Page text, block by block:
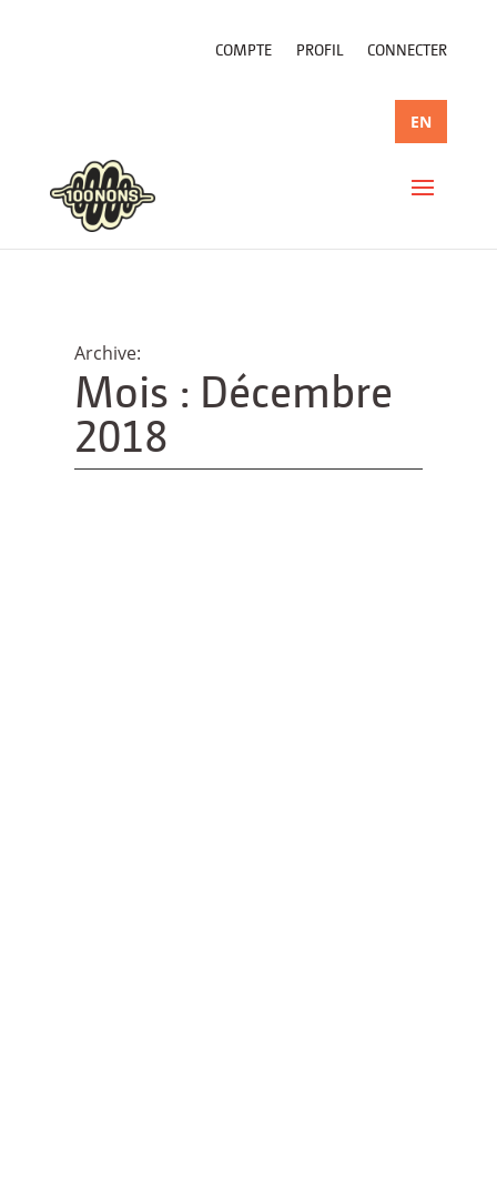
COMPTE PROFIL CONNECTER
EN
Mois : Décembre
2018